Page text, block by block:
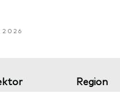
2026
Region